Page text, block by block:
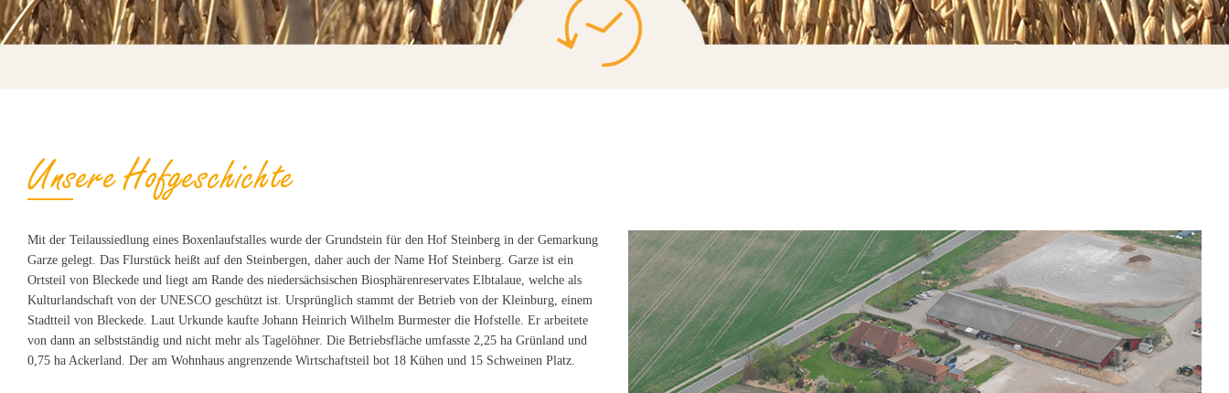
Unsere Hofgeschichte
Mit der Teilaussiedlung eines Boxenlaufstalles wurde der Grundstein für den Hof Steinberg in der Gemarkung
Garze gelegt. Das Flurstück heißt auf den Steinbergen, daher auch der Name Hof Steinberg. Garze ist ein
Ortsteil von Bleckede und liegt am Rande des niedersächsischen Biosphärenreservates Elbtalaue, welche als
Kulturlandschaft von der UNESCO geschützt ist. Ursprünglich stammt der Betrieb von der Kleinburg, einem
Stadtteil von Bleckede. Laut Urkunde kaufte Johann Heinrich Wilhelm Burmester die Hofstelle. Er arbeitete
von dann an selbstständig und nicht mehr als Tagelöhner. Die Betriebsfläche umfasste 2,25 ha Grünland und
0,75 ha Ackerland. Der am Wohnhaus angrenzende Wirtschaftsteil bot 18 Kühen und 15 Schweinen Platz.